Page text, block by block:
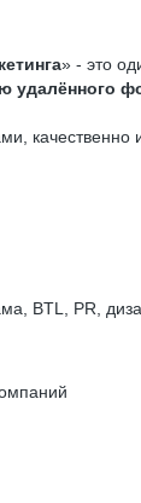
» - это
удалённого
качественно
BTL, PR,